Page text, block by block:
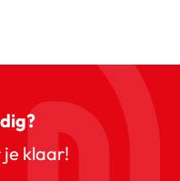
klaar!